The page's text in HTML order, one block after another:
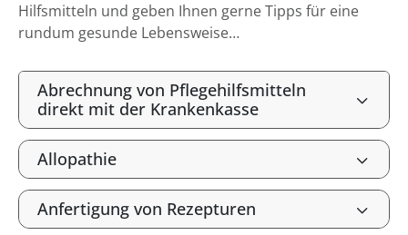
Hilfsmitteln und geben Ihnen gerne Tipps für eine
rundum gesunde Lebensweise…
Abrechnung von Pflegehilfsmitteln
direkt mit der Krankenkasse
Allopathie
Anfertigung von Rezepturen